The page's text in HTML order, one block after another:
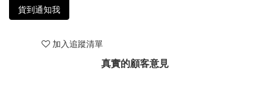
貨到通知我
加入追蹤清單
真實的顧客意見